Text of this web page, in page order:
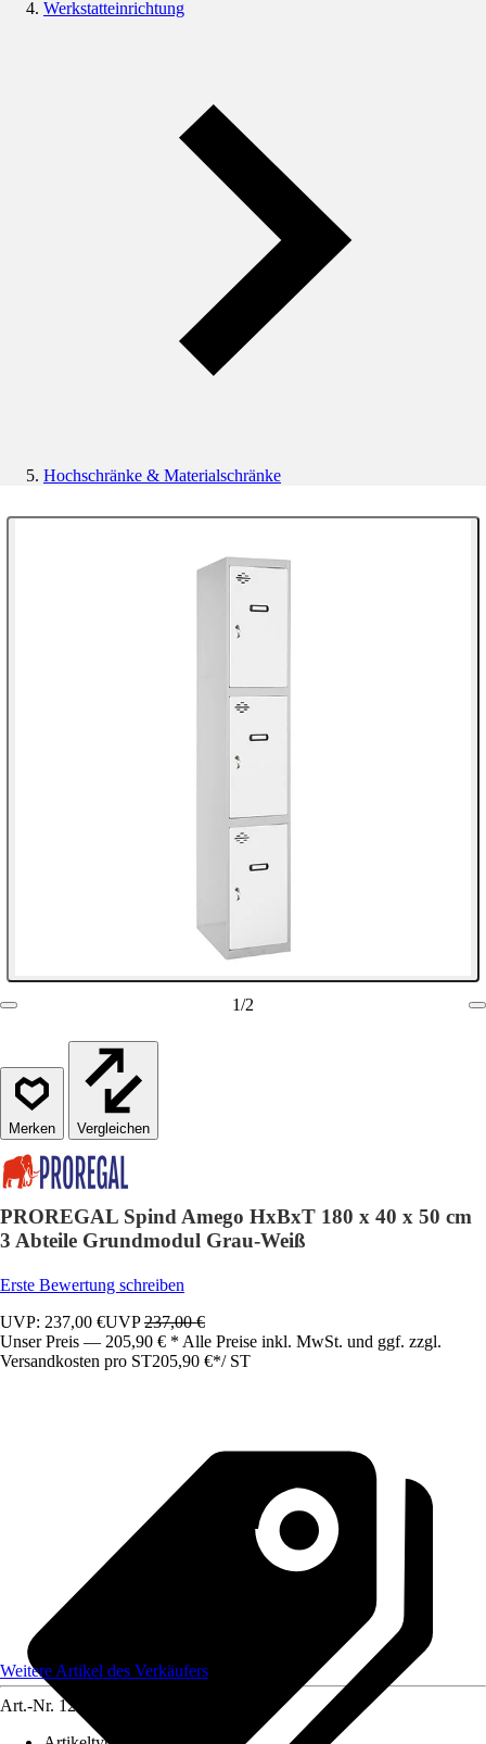
Werkstatteinrichtung
Hochschränke & Materialschränke
1/2
Vergleichen
PROREGAL Spind Amego HxBxT 180 x 40 x 50 cm
3 Abteile Grundmodul Grau-Weiß
Erste Bewertung schreiben
UVP: 237,00 €UVP237,00 €
Unser Preis — 205,90 € * Alle Preise inkl. MwSt. und ggf. zzgl.
Versandkosten pro ST205,90 €*/ ST
Weitere Artikel des Verkäufers
Art.-Nr. 12583271